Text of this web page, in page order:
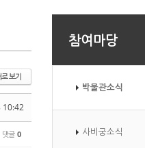
보기
10:42
댓글 0
참여마당
박물관소식
사비궁소식